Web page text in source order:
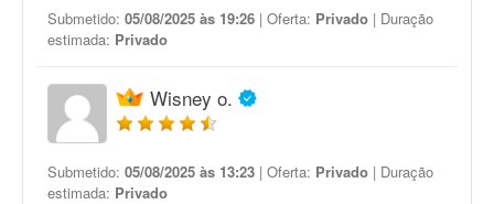
Submetido: 05/08/2025 às 19:26 | Oferta: Privado | Duração
estimada: Privado
Wisney o.
Submetido: 05/08/2025 às 13:23 | Oferta: Privado | Duração
estimada: Privado